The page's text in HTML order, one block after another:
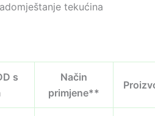
tekućina
s
Način
primjene**